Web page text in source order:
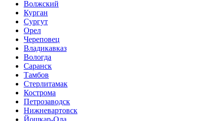
Волжский
Курган
Сургут
Орел
Череповец
Владикавказ
Вологда
Саранск
Тамбов
Стерлитамак
Кострома
Петрозаводск
Нижневартовск
Йошкар-Ола